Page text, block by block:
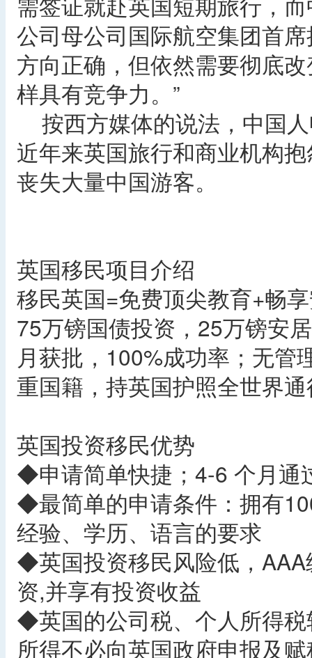
公司母公司国际航空集团首
方向正确，但依然需要彻底
样具有竞争力。”
按西方媒体的说法，中国
近年来英国旅行和商业机构
丧失大量中国游客。
英国移民项目介绍
移民英国=免费顶尖教育+畅
75万镑国债投资，25万镑安
月获批，100%成功率；无管
重国籍，持英国护照全世界
英国投资移民优势
◆申请简单快捷；4-6 个月通
◆最简单的申请条件：拥有
经验、学历、语言的要求
◆英国投资移民风险低，
资,并享有投资收益
◆英国的公司税、个人所得
所得不必向英国政府申报及